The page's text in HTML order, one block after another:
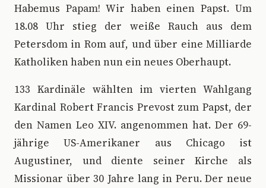
Habemus Papam! Wir haben einen Papst. Um
18.08 Uhr stieg der weiße Rauch aus dem
Petersdom in Rom auf, und über eine Milliarde
Katholiken haben nun ein neues Oberhaupt.
133 Kardinäle wählten im vierten Wahlgang
Kardinal Robert Francis Prevost zum Papst, der
den Namen Leo XIV. angenommen hat. Der 69-
jährige US-Amerikaner aus Chicago ist
Augustiner, und diente seiner Kirche als
Missionar über 30 Jahre lang in Peru. Der neue